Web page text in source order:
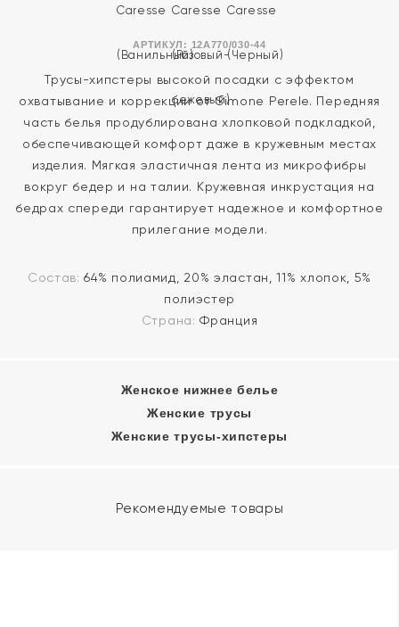
АРТИКУЛ: 12A770/030-44
Трусы-хипстеры высокой посадки с эффектом
охватывание и коррекции от Simone Perele. Передняя
часть белья продублирована хлопковой подкладкой,
обеспечивающей комфорт даже в кружевным местах
изделия. Мягкая эластичная лента из микрофибры
вокруг бедер и на талии. Кружевная инкрустация на
бедрах спереди гарантирует надежное и комфортное
прилегание модели.
Состав:64% полиамид, 20% эластан, 11% хлопок, 5%
полиэстер
Страна:Франция
Женское нижнее белье
Женские трусы
Женские трусы-хипстеры
Рекомендуемые товары